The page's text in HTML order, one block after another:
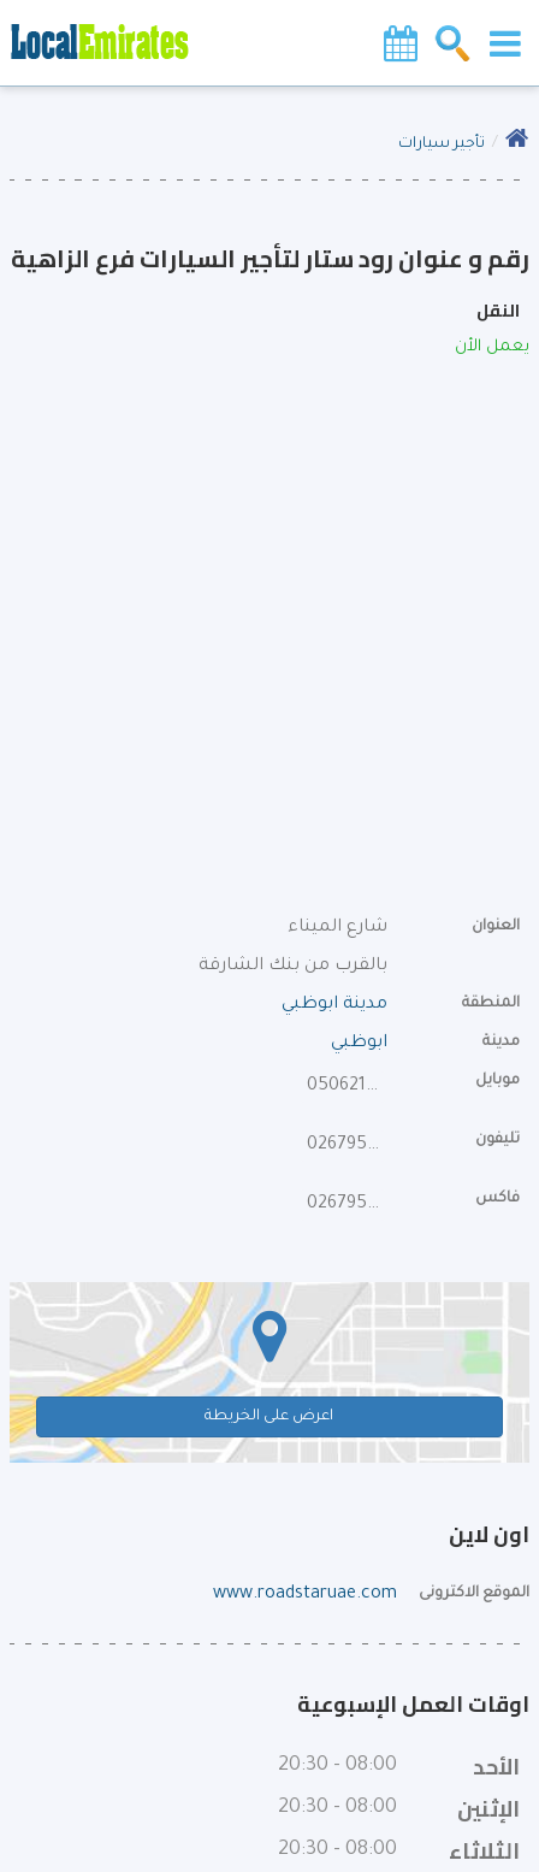
تأجير سيارات
رقم و عنوان رود ستار لتأجير السيارات فرع الزاهية
النقل
يعمل الأن
العنوان
شارع الميناء
بالقرب من بنك الشارقة
المنطقة مدينة ابوظبي
مدينة ابوظبي
موبايل 0506216002
تليفون 026795377
فاكس 026795378
اعرض على الخريطة
اون لاين
الموقع الاكترونى www.roadstaruae.com
اوقات العمل الإسبوعية
الأحد
08:00 - 20:30
الإثنين 08:00 - 20:30
الثلاثاء 08:00 - 20:30